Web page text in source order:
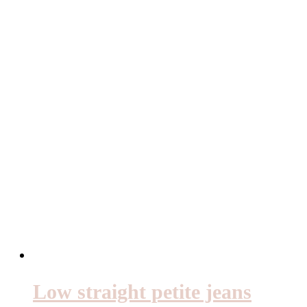
Low straight petite jeans